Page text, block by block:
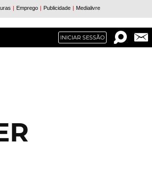
INICIAR SESSÃO